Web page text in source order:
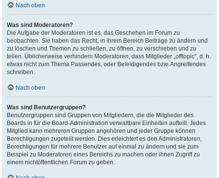
Nach oben
Was sind Moderatoren?
Die Aufgabe der Moderatoren ist es, das Geschehen im Forum zu
beobachten. Sie haben das Recht, in ihrem Bereich Beiträge zu ändern und
zu löschen und Themen zu schließen, zu öffnen, zu verschieben und zu
teilen. Üblicherweise verhindern Moderatoren, dass Mitglieder „offtopic“, d. h.
etwas nicht zum Thema Passendes, oder Beleidigendes bzw. Angreifendes
schreiben.
Nach oben
Was sind Benutzergruppen?
Benutzergruppen sind Gruppen von Mitgliedern, die die Mitglieder des
Boards in für die Board-Administration verwaltbare Einheiten aufteilt. Jedes
Mitglied kann mehreren Gruppen angehören und jeder Gruppe können
Berechtigungen zugeteilt werden. Dies erleichtert es den Administratoren,
Berechtigungen für mehrere Benutzer auf einmal zu ändern und sie zum
Beispiel zu Moderatoren eines Bereichs zu machen oder ihnen Zugriff zu
einem nichtöffentlichen Forum zu geben.